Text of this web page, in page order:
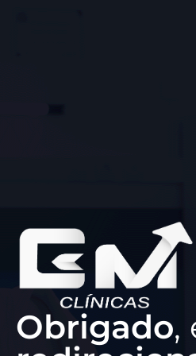
Obrigado,